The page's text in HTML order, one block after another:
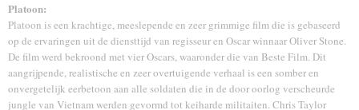
Platoon:
Platoon is een krachtige, meeslepende en zeer grimmige film die is gebaseerd
op de ervaringen uit de diensttijd van regisseur en Oscar winnaar Oliver Stone.
De film werd bekroond met vier Oscars, waaronder die van Beste Film. Dit
aangrijpende, realistische en zeer overtuigende verhaal is een somber en
onvergetelijk eerbetoon aan alle soldaten die in de door oorlog verscheurde
jungle van Vietnam werden gevormd tot keiharde militaiten. Chris Taylor